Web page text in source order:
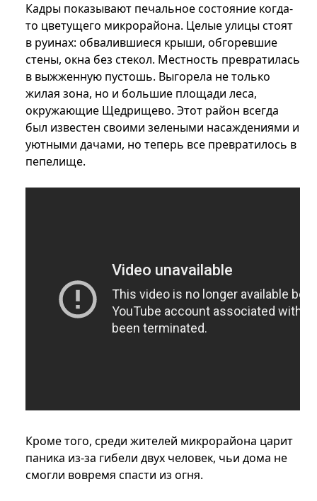
Кадры показывают печальное состояние когда-
то цветущего микрорайона. Целые улицы стоят
в руинах: обвалившиеся крыши, обгоревшие
стены, окна без стекол. Местность превратилась
в выжженную пустошь. Выгорела не только
жилая зона, но и большие площади леса,
окружающие Щедрищево. Этот район всегда
был известен своими зелеными насаждениями и
уютными дачами, но теперь все превратилось в
пепелище.
Кроме того, среди жителей микрорайона царит
паника из-за гибели двух человек, чьи дома не
смогли вовремя спасти из огня.